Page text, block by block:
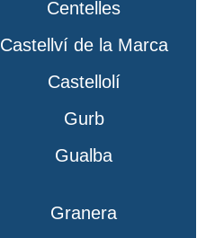
Centelles
Castellví de la Marca
Castellolí
Gurb
Gualba
Granera